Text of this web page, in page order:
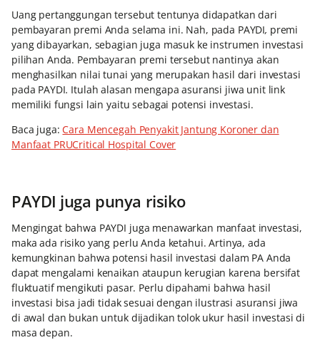
Uang pertanggungan tersebut tentunya didapatkan dari
pembayaran premi Anda selama ini. Nah, pada PAYDI, premi
yang dibayarkan, sebagian juga masuk ke instrumen investasi
pilihan Anda. Pembayaran premi tersebut nantinya akan
menghasilkan nilai tunai yang merupakan hasil dari investasi
pada PAYDI. Itulah alasan mengapa asuransi jiwa unit link
memiliki fungsi lain yaitu sebagai potensi investasi.
Baca juga:Cara Mencegah Penyakit Jantung Koroner dan
Manfaat PRUCritical Hospital Cover
PAYDI juga punya risiko
Mengingat bahwa PAYDI juga menawarkan manfaat investasi,
maka ada risiko yang perlu Anda ketahui. Artinya, ada
kemungkinan bahwa potensi hasil investasi dalam PA Anda
dapat mengalami kenaikan ataupun kerugian karena bersifat
fluktuatif mengikuti pasar. Perlu dipahami bahwa hasil
investasi bisa jadi tidak sesuai dengan ilustrasi asuransi jiwa
di awal dan bukan untuk dijadikan tolok ukur hasil investasi di
masa depan.